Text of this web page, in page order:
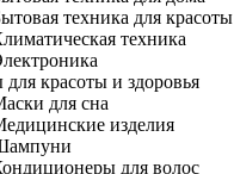
техника для красоты
техника
для красоты и здоровья
для сна
изделия
для волос